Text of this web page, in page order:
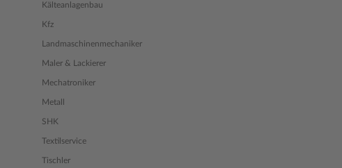
Kälteanlagenbau
Kfz
Landmaschinenmechaniker
Maler & Lackierer
Mechatroniker
Metall
SHK
Textilservice
Tischler